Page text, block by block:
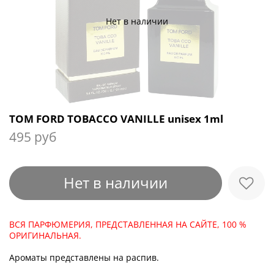
Нет в наличии
TOM FORD TOBACCO VANILLE unisex 1ml
495 руб
Нет в наличии
ВСЯ ПАРФЮМЕРИЯ, ПРЕДСТАВЛЕННАЯ НА САЙТЕ, 100 %
ОРИГИНАЛЬНАЯ.
Ароматы представлены на распив.